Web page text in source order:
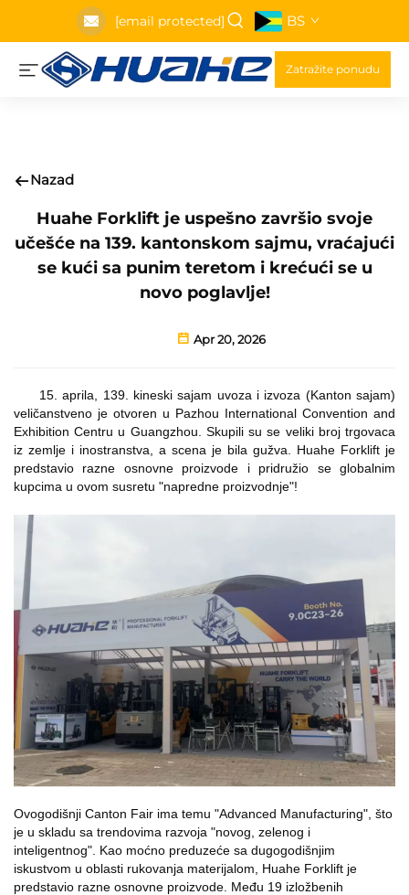
[email protected] BS
Zatražite ponudu
Nazad
Huahe Forklift je uspešno završio svoje
učešće na 139. kantonskom sajmu, vraćajući
se kući sa punim teretom i krećući se u
novo poglavlje!
Apr 20, 2026
15. aprila, 139. kineski sajam uvoza i izvoza (Kanton sajam)
veličanstveno je otvoren u Pazhou International Convention and
Exhibition Centru u Guangzhou. Skupili su se veliki broj trgovaca
iz zemlje i inostranstva, a scena je bila gužva. Huahe Forklift je
predstavio razne osnovne proizvode i pridružio se globalnim
kupcima u ovom susretu "napredne proizvodnje"!
Ovogodišnji Canton Fair ima temu "Advanced Manufacturing", što
je u skladu sa trendovima razvoja "novog, zelenog i
inteligentnog". Kao moćno preduzeće sa dugogodišnjim
iskustvom u oblasti rukovanja materijalom, Huahe Forklift je
predstavio razne osnovne proizvode. Među 19 izložbenih